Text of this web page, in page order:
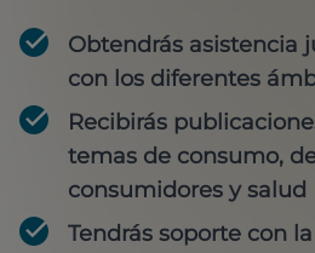
Obtendrás asistencia
con los diferentes
Recibirás
temas de consumo,
consumidores y salud
Tendrás soporte con